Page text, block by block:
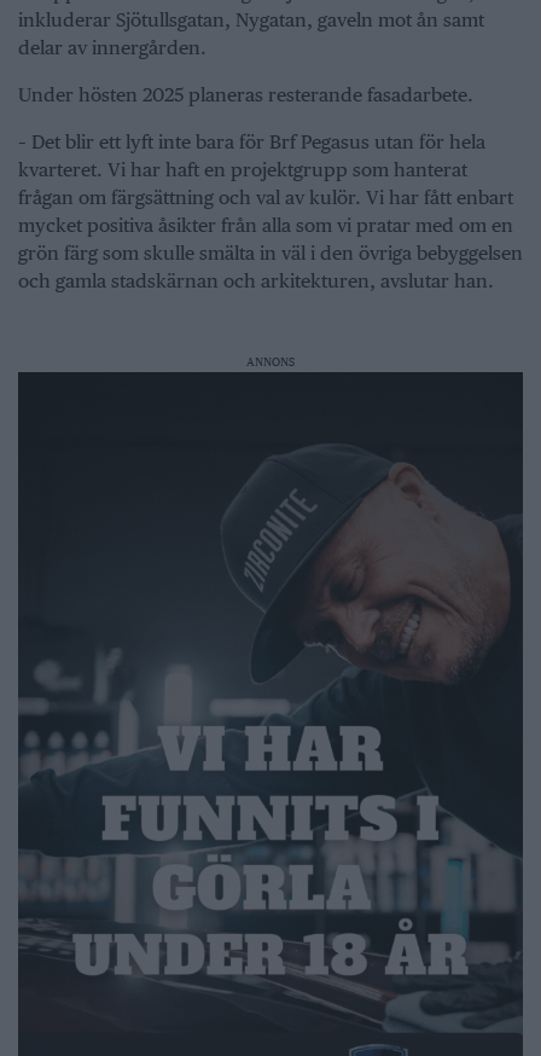
inkluderar Sjötullsgatan, Nygatan, gaveln mot ån samt
delar av innergården.
Under hösten 2025 planeras resterande fasadarbete.
– Det blir ett lyft inte bara för Brf Pegasus utan för hela
kvarteret. Vi har haft en projektgrupp som hanterat
frågan om färgsättning och val av kulör. Vi har fått enbart
mycket positiva åsikter från alla som vi pratar med om en
grön färg som skulle smälta in väl i den övriga bebyggelsen
och gamla stadskärnan och arkitekturen, avslutar han.
ANNONS